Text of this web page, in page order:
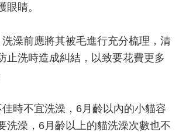
眼睛。
澡前應將其被毛進行充分梳理，清
止洗時造成糾結，以致要花費更多
時不宜洗澡，6月齡以內的小貓容
洗澡，6月齡以上的貓洗澡次數也不